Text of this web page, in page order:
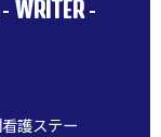
WRITER-
護ステー